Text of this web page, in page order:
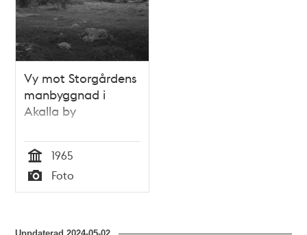
Vy mot Storgårdens
manbyggnad i
Akalla by
Tid
1965
Typ
Foto